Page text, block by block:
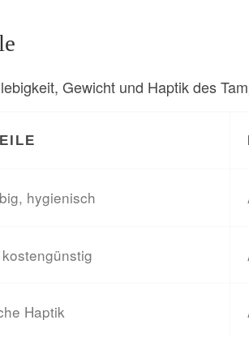
Gewicht und Haptik des
hygienisch
Haptik